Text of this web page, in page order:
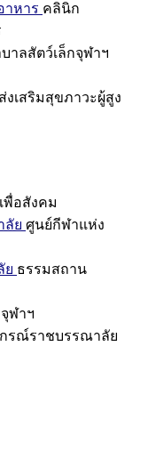
าหาร คลินิก
าลสัตว์เล็กจุฬาฯ
งเสริมสุขภาวะผู้สูง
พื่อสังคม
ลัย ศูนย์กีฬาแห่ง
ย ธรรมสถาน
ฬาฯ
รณ์ราชบรรณาลัย